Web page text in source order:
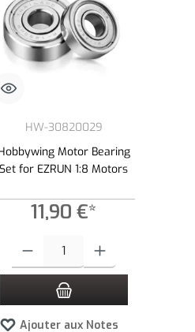
HW-30820029
Motor Bearing
Set for EZRUN 1:8 Motors
11,90 €*
Ajouter aux Notes